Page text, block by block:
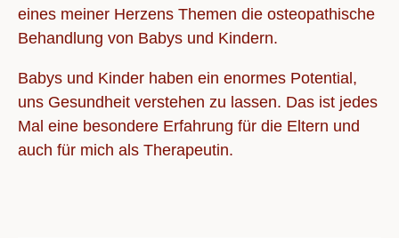
eines meiner Herzens Themen die osteopathische
Behandlung von Babys und Kindern.
Babys und Kinder haben ein enormes Potential,
uns Gesundheit verstehen zu lassen. Das ist jedes
Mal eine besondere Erfahrung für die Eltern und
auch für mich als Therapeutin.